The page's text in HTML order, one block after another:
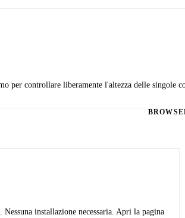
per controllare liberamente l'altezza delle singole
installazione necessaria. Apri la pagina